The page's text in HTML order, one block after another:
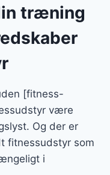
træning
[fitness-
være
Og der er
fitnessudstyr som
i